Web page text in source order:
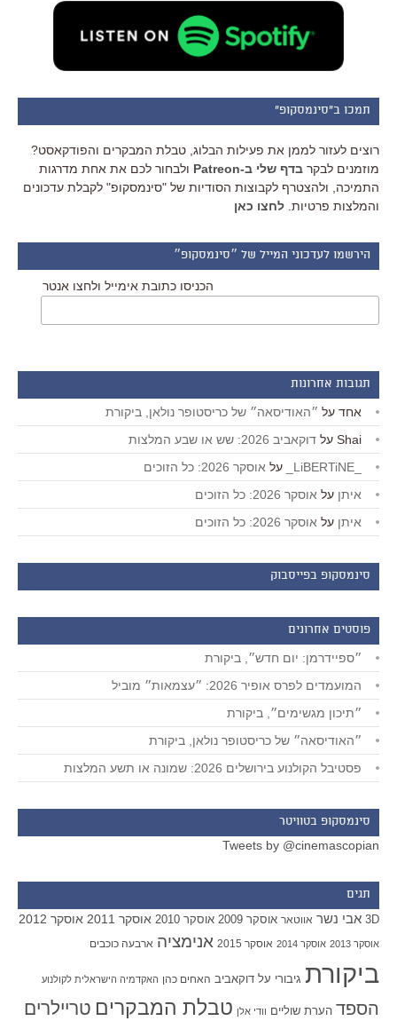
תמכו ב"סינמסקופ"
רוצים לעזור לממן את פעילות הבלוג, טבלת המבקרים והפודקאסט?
מוזמנים לבקר בדף שלי ב-Patreon
ולבחור לכם את אחת מדרגות
התמיכה, ולהצטרף לקבוצות הסודיות של "סינמסקופ" לקבלת עדכונים
והמלצות פרטיות. לחצו כאן
הירשמו לעדכוני המייל של ״סינמסקופ״
הכניסו כתובת אימייל ולחצו אנטר
תגובות אחרונות
אחד על ״האודיסאה״ של כריסטופר נולאן, ביקורת
Shai על דוקאביב 2026: שש או שבע המלצות
על אוסקר 2026: כל הזוכים
איתן על אוסקר 2026: כל הזוכים
איתן על אוסקר 2026: כל הזוכים
סינמסקופ בפייסבוק
פוסטים אחרונים
״ספיידרמן: יום חדש״, ביקורת
המועמדים לפרס אופיר 2026: ״עצמאות״ מוביל
״תיכון מגשימים״, ביקורת
״האודיסאה״ של כריסטופר נולאן, ביקורת
פסטיבל הקולנוע בירושלים 2026: שמונה או תשע המלצות
סינמסקופ בטוויטר
Tweets by @cinemascopian
תגים
3D אבי נשר אווטאר אוסקר 2009 אוסקר 2010 אוסקר 2011 אוסקר 2012
אוסקר 2013 אוסקר 2014 אוסקר 2015 אנימציה ארבעה כוכבים
ביקורת גיבורי על דוקאביב האחים כהן האקדמיה הישראלית לקולנוע
הספד הערת שוליים וודי אלן טבלת המבקרים טריילרים